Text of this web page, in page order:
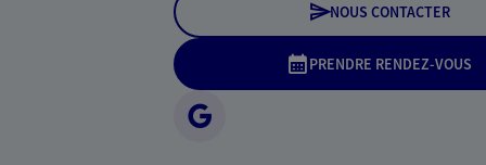
NOUS CONTACTER
PRENDRE RENDEZ-VOUS